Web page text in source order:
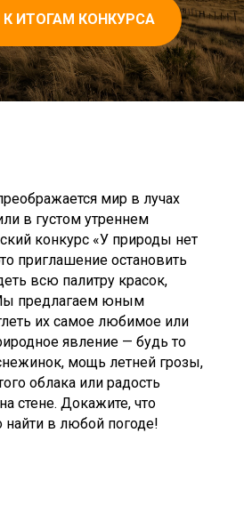
К ИТОГАМ КОНКУРСА
мир в лучах
в густом утреннем
конкурс «У природы нет
приглашение остановить
всю палитру красок,
предлагаем юным
их самое любимое или
явление — будь то
мощь летней грозы,
облака или радость
стене. Докажите, что
в любой погоде!